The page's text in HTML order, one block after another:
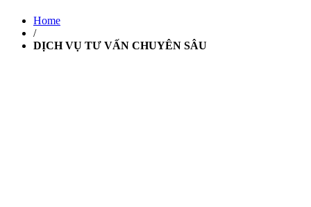
Home
/
DỊCH VỤ TƯ VẤN CHUYÊN SÂU